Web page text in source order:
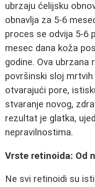
ubrzaju ćelijsku
obnavlja za 5-6
proces se odvija 5-6
mesec dana koža
godine. Ova ubrzana
površinski sloj
otvarajući pore,
stvaranje novog,
rezultat je glatka,
nepravilnostima.
Vrste retinoida: Od
Ne svi retinoidi su